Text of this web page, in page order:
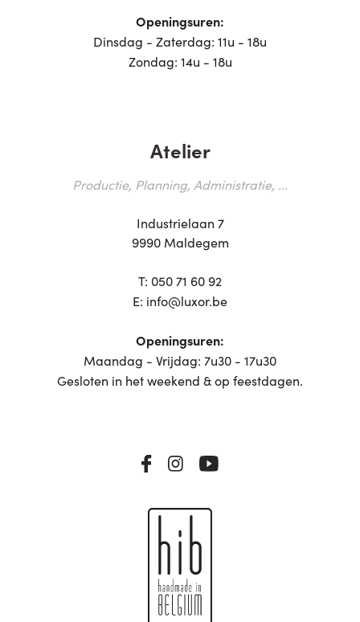
Openingsuren:
Dinsdag - Zaterdag: 11u - 18u
Zondag: 14u - 18u
Atelier
Productie, Planning, Administratie, ...
Industrielaan 7
9990 Maldegem
T: 050 71 60 92
E: info@luxor.be
Openingsuren:
Maandag - Vrijdag: 7u30 - 17u30
Gesloten in het weekend & op feestdagen.